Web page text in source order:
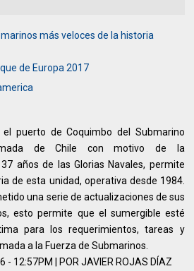
más veloces de la historia
de Europa 2017
puerto de Coquimbo del Submarino
de Chile con motivo de la
años de las Glorias Navales, permite
de esta unidad, operativa desde 1984.
una serie de actualizaciones de sus
esto permite que el sumergible esté
para los requerimientos, tareas y
a la Fuerza de Submarinos.
- 12:57PM | POR JAVIER ROJAS DÍAZ